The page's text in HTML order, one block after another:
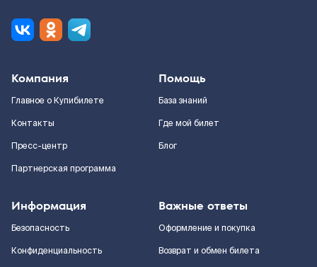
Компания
Главное о Купибилете
Контакты
Пресс-центр
Партнерская программа
Помощь
База знаний
Где мой билет
Блог
Информация
Безопасность
Конфиденциальность
Важные ответы
Оформление и покупка
Возврат и обмен билета